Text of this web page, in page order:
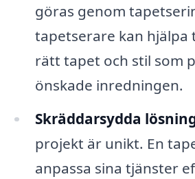
göras genom
tapetserare kan hjälpa
rätt tapet och stil som
önskade inredningen.
Skräddarsydda
projekt är unikt. En
anpassa sina tjänster